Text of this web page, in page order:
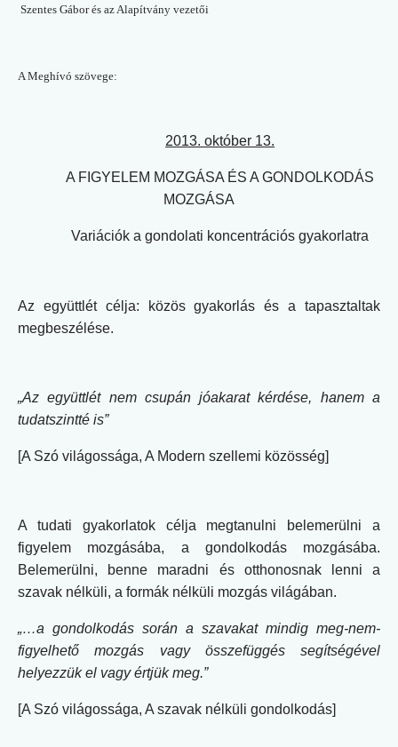
Szentes Gábor és az Alapítvány vezetői
A Meghívó szövege:
2013. október 13.
A FIGYELEM MOZGÁSA ÉS A GONDOLKODÁS
MOZGÁSA
Variációk a gondolati koncentrációs gyakorlatra
Az együttlét célja: közös gyakorlás és a tapasztaltak
megbeszélése.
„Az együttlét nem csupán jóakarat kérdése, hanem a
tudatszintté is”
[A Szó világossága, A Modern szellemi közösség]
A tudati gyakorlatok célja megtanulni belemerülni a
figyelem mozgásába, a gondolkodás mozgásába.
Belemerülni, benne maradni és otthonosnak lenni a
szavak nélküli, a formák nélküli mozgás világában.
„…a gondolkodás során a szavakat mindig meg-nem-
figyelhető mozgás vagy összefüggés segítségével
helyezzük el vagy értjük meg.”
[A Szó világossága, A szavak nélküli gondolkodás]